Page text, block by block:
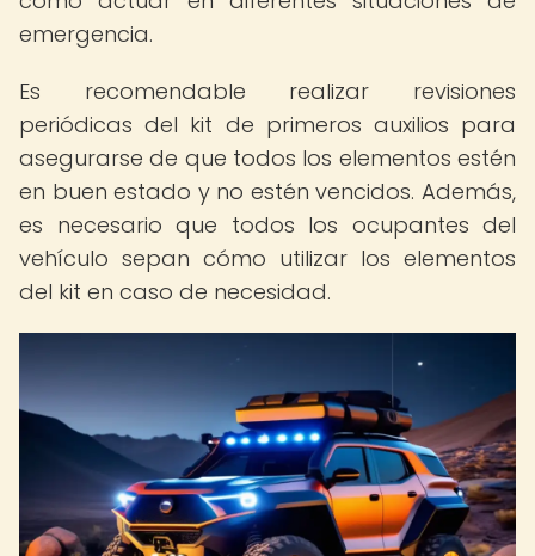
emergencia.
Es recomendable realizar revisiones
periódicas del kit de primeros auxilios para
asegurarse de que todos los elementos estén
en buen estado y no estén vencidos. Además,
es necesario que todos los ocupantes del
vehículo sepan cómo utilizar los elementos
del kit en caso de necesidad.